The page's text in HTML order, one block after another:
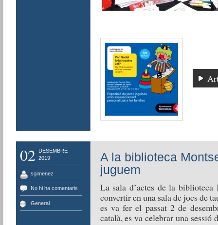
02
DESEMBRE
2019
sgimenez
No hi ha comentaris
General
A la biblioteca
juguem
La sala d’actes de la
convertir en una sala de jocs de
es va fer el passat 2 de
català, es va celebrar una